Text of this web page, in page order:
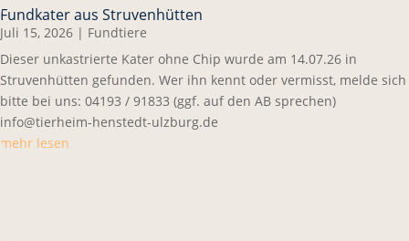
Fundkater aus Struvenhütten
Juli 15, 2026 | Fundtiere
Dieser unkastrierte Kater ohne Chip wurde am 14.07.26 in
Struvenhütten gefunden. Wer ihn kennt oder vermisst, melde sich
bitte bei uns: 04193 / 91833 (ggf. auf den AB sprechen)
info@tierheim-henstedt-ulzburg.de
mehr lesen